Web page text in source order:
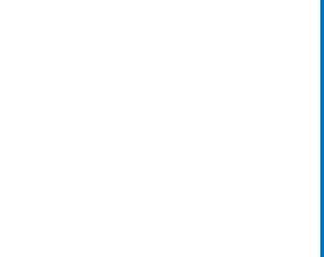
平成23年のみ事業所数、従業者
データを参照しています。
平成23年のみ平成24年2月1日現
の分類は廃止。また、衣服は繊維
。...